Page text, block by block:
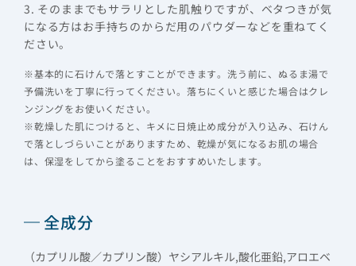
3. そのままでもサラリとした肌触りですが、ベタつきが気
になる方はお手持ちのからだ用のパウダーなどを重ねてく
ださい。
※基本的に石けんで落とすことができます。洗う前に、ぬるま湯で
予備洗いを丁寧に行ってください。落ちにくいと感じた場合はクレ
ンジングをお使いください。
※乾燥した肌につけると、キメに日焼止め成分が入り込み、石けん
で落としづらいことがありますため、乾燥が気になるお肌の場合
は、保湿をしてから塗ることをおすすめいたします。
全成分
（カプリル酸／カプリン酸）ヤシアルキル,酸化亜鉛,アロエベ